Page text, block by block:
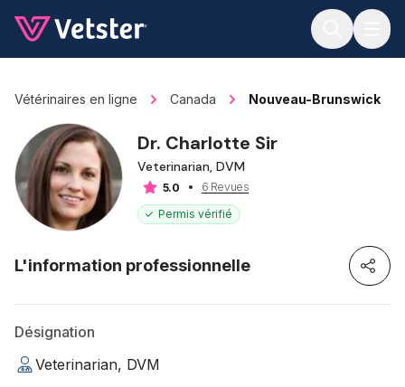
Vétérinaires en ligne Canada Nouveau-Brunswick
Dr. Charlotte Sir
Veterinarian, DVM
5.0
6 Revues
Permis vérifié
L'information professionnelle
Désignation
Veterinarian, DVM